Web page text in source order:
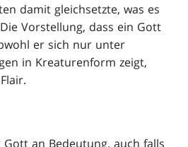
damit gleichsetzte, was es
Vorstellung, dass ein Gott
er sich nur unter
in Kreaturenform zeigt,
an Bedeutung, auch falls